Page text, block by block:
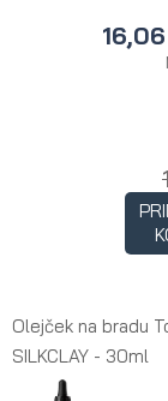
Olejček na bradu
SILKCLAY - 30ml